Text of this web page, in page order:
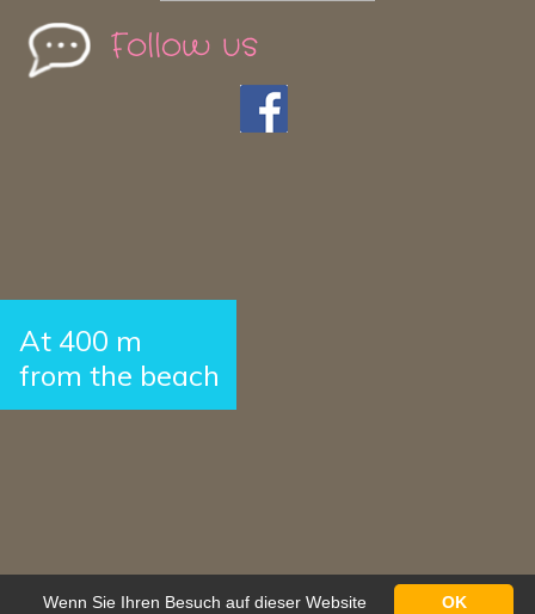
Follow us
At 400 m
from the beach
OK
Wenn Sie Ihren Besuch auf dieser Website